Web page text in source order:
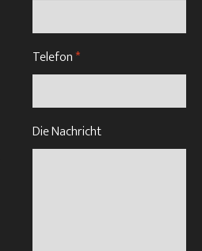
Telefon*
Die Nachricht